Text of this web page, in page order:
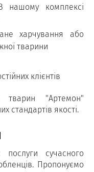
нашому комплексі
харчування або
тварини
клієнтів
тварин "Артемон"
стандартів якості.
сучасного
Пропонуємо